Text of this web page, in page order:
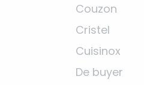
Couzon
Cristel
Cuisinox
De buyer